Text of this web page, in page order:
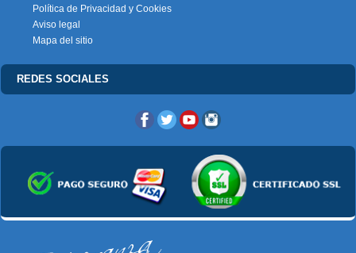
Política de Privacidad y Cookies
Aviso legal
Mapa del sitio
REDES SOCIALES